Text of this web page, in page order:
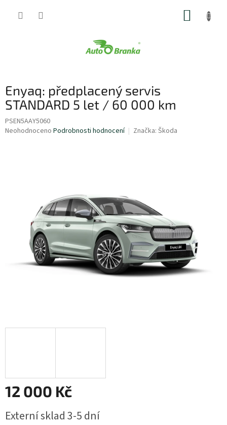
Enyaq: předplacený servis
STANDARD 5 let / 60 000 km
PSEN5AAY5060
Průměrné
Neohodnoceno Podrobnosti hodnocení Značka: Škoda
12 000 Kč
cena:
Externí sklad 3-5 dní